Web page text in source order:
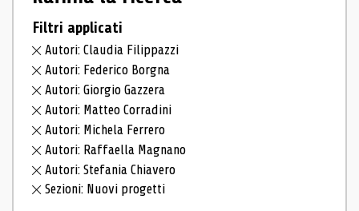
Filtri applicati
Autori: Claudia Filippazzi
Autori: Federico Borgna
Autori: Giorgio Gazzera
Autori: Matteo Corradini
Autori: Michela Ferrero
Autori: Raffaella Magnano
Autori: Stefania Chiavero
Sezioni: Nuovi progetti